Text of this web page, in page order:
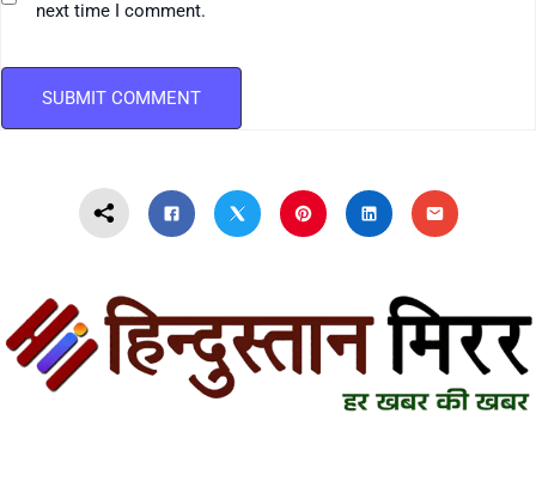
next time I comment.